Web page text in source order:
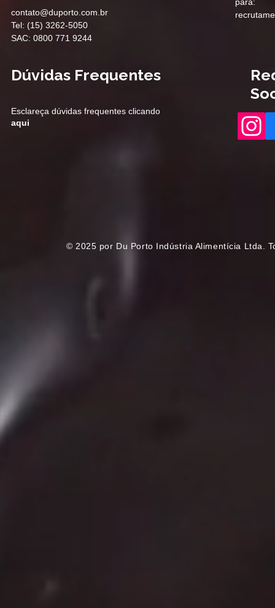
contato@duporto.com.br
Tel: (15) 3262-5050
SAC: 0800 771 9244
Dúvidas Frequentes
Esclareça dúvidas frequentes clicando
aqui
© 2025 por Du Porto Indústria Alimentícia Ltda.